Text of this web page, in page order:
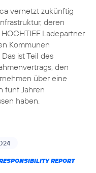
vernetzt zukünftig
deren
Ladepartner
Kommunen
ist Teil des
den
über eine
fünf Jahren
haben.
REPORT